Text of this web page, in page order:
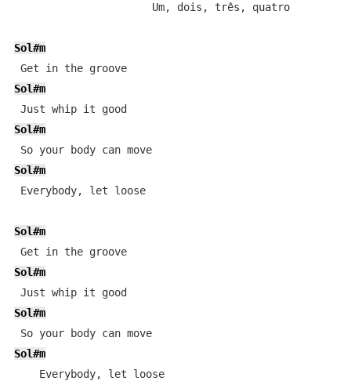
                      Um, dois, três, quatro
Sol#m
Get in the groove
Sol#m
Sol#m
So your body can move
Sol#m
Everybody, let loose
Sol#m
Get in the groove
Sol#m
Sol#m
So your body can move
Sol#m
    Everybody, let loose